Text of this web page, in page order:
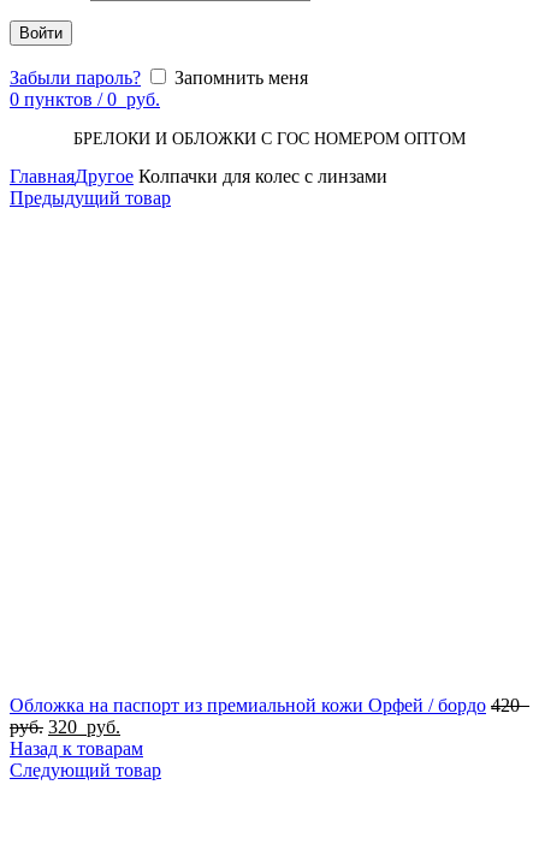
Войти
Забыли пароль?
Запомнить меня
0 пунктов / 0 руб.
БРЕЛОКИ И ОБЛОЖКИ С ГОС НОМЕРОМ ОПТОМ
ГлавнаяДругое Колпачки для колес с линзами
Предыдущий товар
Обложка на паспорт из премиальной кожи Орфей / бордо 420
руб. 320 руб.
Назад к товарам
Следующий товар